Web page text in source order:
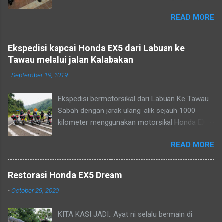
Labuan. Kelihatan seorang nela...
oleh Racing Boy. Siap la sedikit tapi masih ada
yang perlu dibuat lagi ni Projek yang belum
menjadi, belum jumpa bakul Layan Konvoi naik
bukit Kimanis batu 16 Ex5 dream FI 110 Santai
petang bersamanya menunggu matahari
terbenam.
READ MORE
Ekspedisi kapcai Honda EX5 dari Labuan ke
Tawau melalui jalan Kalabakan
-September 19, 2019
Ekspedisi bermotorsikal dari Labuan Ke Tawau
Sabah dengan jarak ulang-alik sejauh 1000
kilometer menggunakan motorsikal Honda EX5
Kami disajikan pemandangan indah berbukit-
bukau yang menghijau melalui jalan kalabakan.
Perjalanan yang santai dan berhenti di beberapa
Bergambar sebelum menaiki bukit kimanis
Keningau - Kalabakan yang mendamaikan.
READ MORE
Restorasi Honda EX5 Dream
-October 29, 2020
KITA KASI JADI.. Ayat ni selalu bermain di